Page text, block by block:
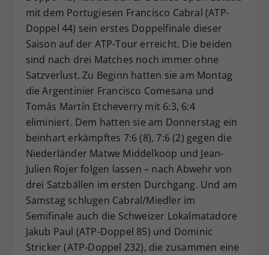
mit dem Portugiesen Francisco Cabral (ATP-
Doppel 44) sein erstes Doppelfinale dieser
Saison auf der ATP-Tour erreicht. Die beiden
sind nach drei Matches noch immer ohne
Satzverlust. Zu Beginn hatten sie am Montag
die Argentinier Francisco Comesana und
Tomás Martín Etcheverry mit 6:3, 6:4
eliminiert. Dem hatten sie am Donnerstag ein
beinhart erkämpftes 7:6 (8), 7:6 (2) gegen die
Niederländer Matwe Middelkoop und Jean-
Julien Rojer folgen lassen – nach Abwehr von
drei Satzbällen im ersten Durchgang. Und am
Samstag schlugen Cabral/Miedler im
Semifinale auch die Schweizer Lokalmatadore
Jakub Paul (ATP-Doppel 85) und Dominic
Stricker (ATP-Doppel 232), die zusammen eine
Zweck
Dieser Wert speichert Ihre Consent-
Einstellungen. Unter anderem eine
zufällig generierte ID, für die
historische Speicherung Ihrer
Webseiten-Betreiber dies eingestellt
hat.